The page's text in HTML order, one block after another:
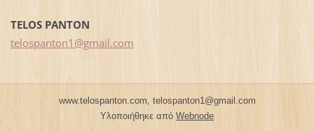
TELOS PANTON
telospanton1@gmail.com
www.telospanton.com, telospanton1@gmail.com
Υλοποιήθηκε από Webnode